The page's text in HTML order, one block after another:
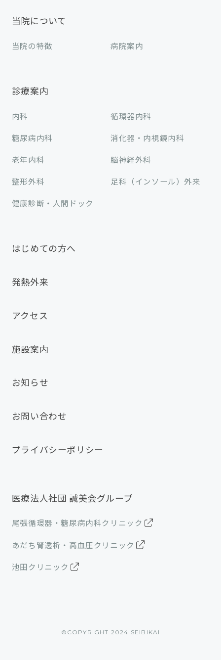
当院について
当院の特徴 病院案内
診療案内
内科 循環器内科
糖尿病内科 消化器・内視鏡内科
老年内科 脳神経外科
整形外科 足科（インソール）外来
健康診断・人間ドック
はじめての方へ
発熱外来
アクセス
施設案内
お知らせ
お問い合わせ
プライバシーポリシー
医療法人社団 誠美会グループ
尾張循環器・糖尿病内科クリニック
あだち腎透析・高血圧クリニック
池田クリニック
©︎COPYRIGHT 2024 SEIBIKAI